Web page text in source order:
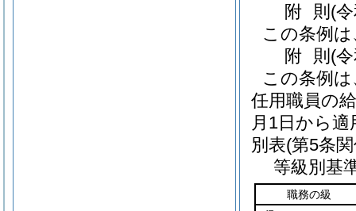
附 則 (
この条例
附 則 (
この条例
任用職員の
月1日から適
別表(第5条
等級別基
職務の級